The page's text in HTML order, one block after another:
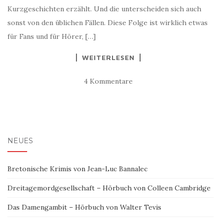
Kurzgeschichten erzählt. Und die unterscheiden sich auch
sonst von den üblichen Fällen. Diese Folge ist wirklich etwas
für Fans und für Hörer, […]
WEITERLESEN
4 Kommentare
NEUES
Bretonische Krimis von Jean-Luc Bannalec
Dreitagemordgesellschaft – Hörbuch von Colleen Cambridge
Das Damengambit – Hörbuch von Walter Tevis